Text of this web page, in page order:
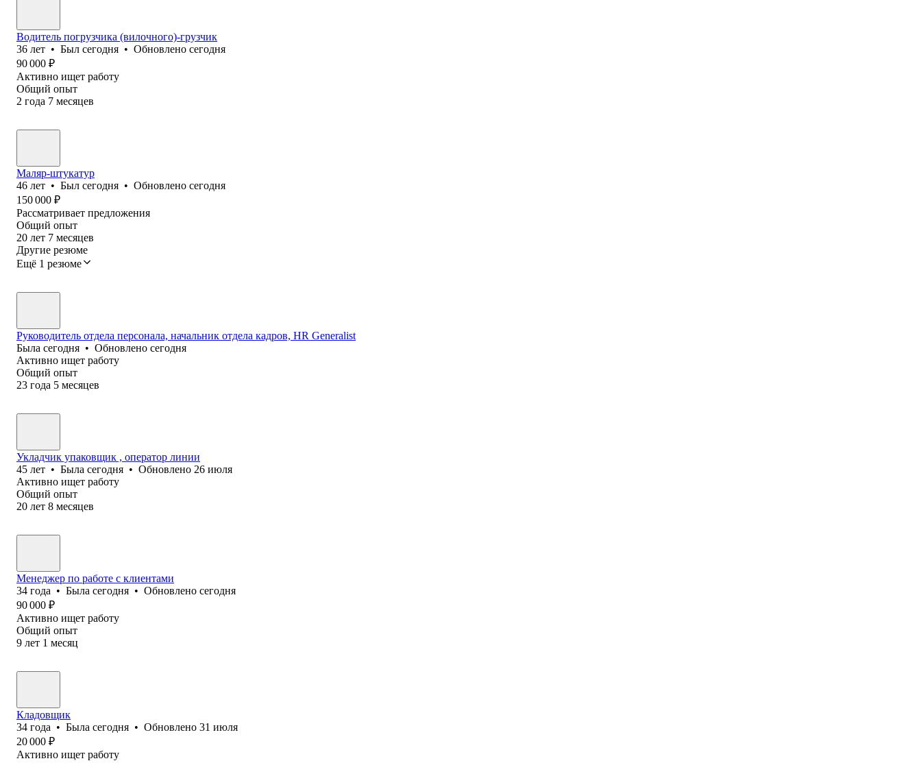
Водитель погрузчика (вилочного)-грузчик
36 лет • Был сегодня • Обновлено сегодня
90 000 ₽
Активно ищет работу
Общий опыт
2 года 7 месяцев
Маляр-штукатур
46 лет • Был сегодня • Обновлено сегодня
150 000 ₽
Рассматривает предложения
Общий опыт
20 лет 7 месяцев
Другие резюме
Ещё 1 резюме
Руководитель отдела персонала, начальник отдела кадров, HR Generalist
Была сегодня • Обновлено сегодня
Активно ищет работу
Общий опыт
23 года 5 месяцев
Укладчик упаковщик , оператор линии
45 лет • Была сегодня • Обновлено 26 июля
Активно ищет работу
Общий опыт
20 лет 8 месяцев
Менеджер по работе с клиентами
34 года • Была сегодня • Обновлено сегодня
90 000 ₽
Активно ищет работу
Общий опыт
9 лет 1 месяц
Кладовщик
34 года • Была сегодня • Обновлено 31 июля
20 000 ₽
Активно ищет работу